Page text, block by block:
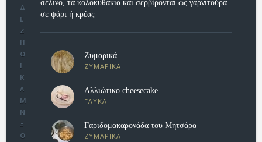
Δ
Ε
Ζ
Η
Θ
Ι
Κ
Λ
Μ
Ν
Ξ
Ο
σέλινο, τα κολοκυθάκια και σερβίρονται ως γαρνιτούρα
σε ψάρι ή κρέας
Ζυμαρικά
ΖΥΜΑΡΙΚΑ
Αλλιώτικο cheesecake
ΓΛΥΚΑ
Γαριδομακαρονάδα του Μητσάρα
ΖΥΜΑΡΙΚΑ